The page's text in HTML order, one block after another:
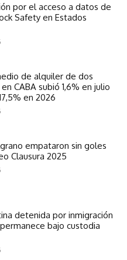
por el acceso a datos de
Safety en Estados
de alquiler de dos
CABA subió 1,6% en julio
en 2026
empataron sin goles
Clausura 2025
detenida por inmigración
permanece bajo custodia